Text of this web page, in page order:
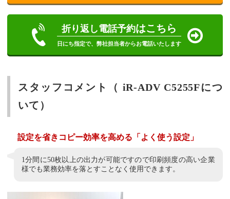
折り返し電話予約はこちら
日にち指定で、弊社担当者からお電話いたします
スタッフコメント（ iR-ADV C5255Fにつ
いて）
設定を省きコピー効率を高める「よく使う設定」
1分間に50枚以上の出力が可能ですので印刷頻度の高い企業
様でも業務効率を落とすことなく使用できます。